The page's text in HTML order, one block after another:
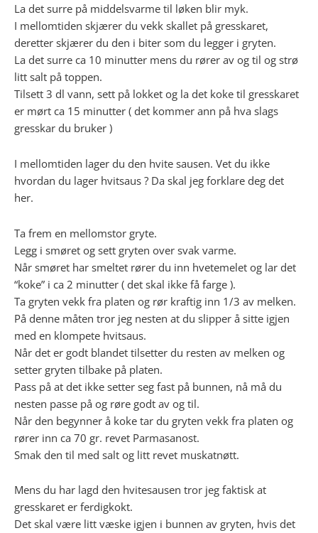
La det surre på middelsvarme til løken blir myk.
I mellomtiden skjærer du vekk skallet på gresskaret,
deretter skjærer du den i biter som du legger i gryten.
La det surre ca 10 minutter mens du rører av og til og strø
litt salt på toppen.
Tilsett 3 dl vann, sett på lokket og la det koke til gresskaret
er mørt ca 15 minutter ( det kommer ann på hva slags
gresskar du bruker )
I mellomtiden lager du den hvite sausen. Vet du ikke
hvordan du lager hvitsaus ? Da skal jeg forklare deg det
her.
Ta frem en mellomstor gryte.
Legg i smøret og sett gryten over svak varme.
Når smøret har smeltet rører du inn hvetemelet og lar det
“koke” i ca 2 minutter ( det skal ikke få farge ).
Ta gryten vekk fra platen og rør kraftig inn 1/3 av melken.
På denne måten tror jeg nesten at du slipper å sitte igjen
med en klompete hvitsaus.
Når det er godt blandet tilsetter du resten av melken og
setter gryten tilbake på platen.
Pass på at det ikke setter seg fast på bunnen, nå må du
nesten passe på og røre godt av og til.
Når den begynner å koke tar du gryten vekk fra platen og
rører inn ca 70 gr. revet Parmasanost.
Smak den til med salt og litt revet muskatnøtt.
Mens du har lagd den hvitesausen tror jeg faktisk at
gresskaret er ferdigkokt.
Det skal være litt væske igjen i bunnen av gryten, hvis det